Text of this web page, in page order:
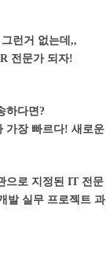
그런거 없는데 ,,
전문가 되자!
하다면?
가장 빠르다! 새로
으로 지정된 IT 전
발 실무 프로젝트